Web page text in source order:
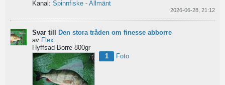
Kanal: Spinnfiske - Allmänt
2026-06-28, 21:12
Svar till
Den stora tråden om finesse abborre
av Flex
Hyffsad Borre 800gr
1
Foto